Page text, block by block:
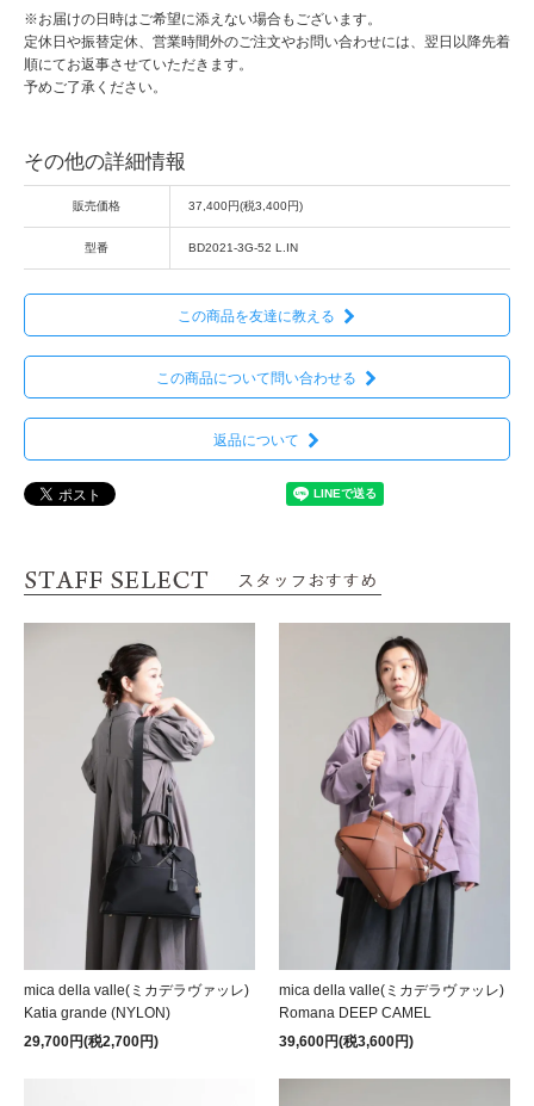
※お届けの日時はご希望に添えない場合もございます。
定休日や振替定休、営業時間外のご注文やお問い合わせには、翌日以降先着
順にてお返事させていただきます。
予めご了承ください。
その他の詳細情報
販売価格 37,400円(税3,400円)
型番 BD2021-3G-52 L.IN
この商品を友達に教える
この商品について問い合わせる
返品について
mica della valle(ミカデラヴァッレ)
Katia grande (NYLON)
29,700円(税2,700円)
mica della valle(ミカデラヴァッレ)
Romana DEEP CAMEL
39,600円(税3,600円)